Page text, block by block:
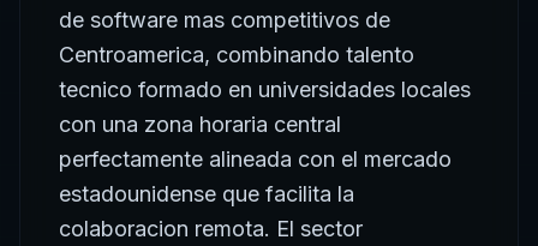
de software mas competitivos de
Centroamerica, combinando talento
tecnico formado en universidades locales
con una zona horaria central
perfectamente alineada con el mercado
estadounidense que facilita la
colaboracion remota. El sector